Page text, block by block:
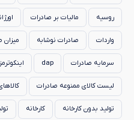
روسیه مالیات بر صادرات
واردات صادرات نوشابه میزان
سرمایه صادرات dap اینکوترمز2020
لیست کالای ممنوعه صادرات
تولید بدون کارخانه کارخانه